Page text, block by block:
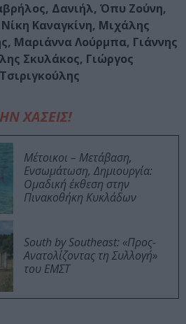
Δανιήλ, Όπυ Ζούνη,
Καναγκίνη, Μιχάλης
Μαριάννα Λούρμπα, Γιάννης
Σκυλάκος, Γιώργος
ΧΑΣΕΙΣ!
Μέτοικοι – Μετάβαση,
Ενσωμάτωση, Δημιουργία:
Ομαδική έκθεση στην
Πινακοθήκη Κυκλάδων
South by Southeast: «Προς-
Ανατολίζοντας τη Συλλογή»
του ΕΜΣΤ